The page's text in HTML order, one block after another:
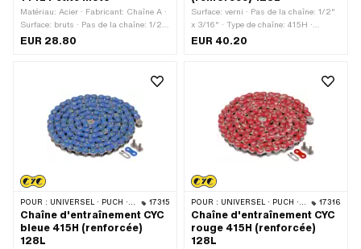
Matériau: Acier · Fabricant: Chaîne A ·
Surface: bruts · Pas de la chaîne: 1/2"
x 5/16" · Type de chaîne: 428H ·
cadenas à chaîne: Fermeture à ressort
EUR 28.80
Surface: verni · Pas de la chaîne: 1/2"
x 3/16" · Type de chaîne: 415H ·
Fabricant: CYC · Matériau: Acier ·
cadenas à chaîne: Fermeture à ressort
· Ø du trou: 4.1 mm · Ø de la tige: 4
mm · Couleur: Chrome · Couleur: noir
EUR 40.20
POUR : UNIVERSEL · PUCH · SACHS · PONY / CILO (BÊTA 521 & 512) · ZÜNDAPP BELMONDO · TOMOS · BYE BIKE 17315
Chaîne d'entraînement CYC
bleue 415H (renforcée)
128L
POUR : UNIVERSEL · PUCH · SACHS · PONY / CILO (BÊTA 521 & 512) · ZÜNDAPP BELMONDO · TOMOS · BYE BIKE 17316
Chaîne d'entraînement CYC
rouge 415H (renforcée)
128L